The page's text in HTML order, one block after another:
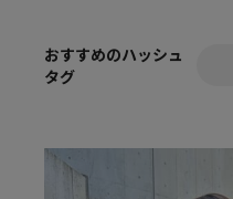
おすすめのハッシュ
タグ